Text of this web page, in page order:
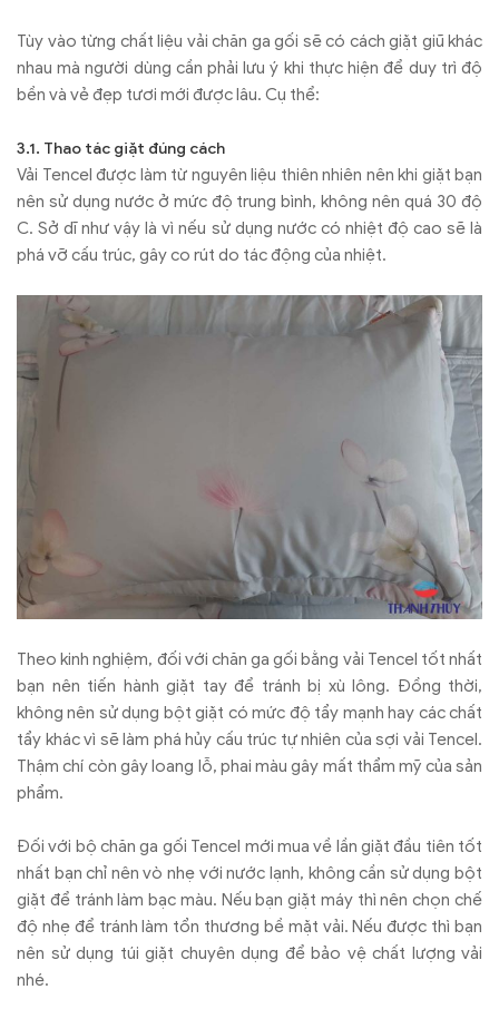
Tùy vào từng chất liệu vải chăn ga gối sẽ có cách giặt giũ khác
nhau mà người dùng cần phải lưu ý khi thực hiện để duy trì độ
bền và vẻ đẹp tươi mới được lâu. Cụ thể:
3.1. Thao tác giặt đúng cách
Vải Tencel được làm từ nguyên liệu thiên nhiên nên khi giặt bạn
nên sử dụng nước ở mức độ trung bình, không nên quá 30 độ
C. Sở dĩ như vậy là vì nếu sử dụng nước có nhiệt độ cao sẽ là
phá vỡ cấu trúc, gây co rút do tác động của nhiệt.
Theo kinh nghiệm, đối với chăn ga gối bằng vải Tencel tốt nhất
bạn nên tiến hành giặt tay để tránh bị xù lông. Đồng thời,
không nên sử dụng bột giặt có mức độ tẩy mạnh hay các chất
tẩy khác vì sẽ làm phá hủy cấu trúc tự nhiên của sợi vải Tencel.
Thậm chí còn gây loang lỗ, phai màu gây mất thẩm mỹ của sản
phẩm.
Đối với bộ chăn ga gối Tencel mới mua về lần giặt đầu tiên tốt
nhất bạn chỉ nên vò nhẹ với nước lạnh, không cần sử dụng bột
giặt để tránh làm bạc màu. Nếu bạn giặt máy thì nên chọn chế
độ nhẹ để tránh làm tổn thương bề mặt vải. Nếu được thì bạn
nên sử dụng túi giặt chuyên dụng để bảo vệ chất lượng vải
nhé.